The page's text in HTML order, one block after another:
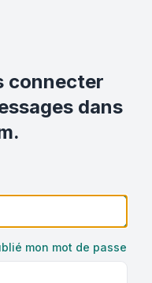
connecter
dans
mon mot de passe